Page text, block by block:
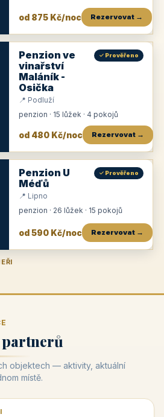
od 875 Kč/noc Rezervovat →
Penzion ve
vinařství
Maláník -
Osička
✓ Prověřeno
📍 Podluží
penzion · 15 lůžek · 4 pokojů
od 480 Kč/noc Rezervovat →
Penzion U
Méďů
✓ Prověřeno
📍 Lipno
penzion · 26 lůžek · 15 pokojů
od 590 Kč/noc Rezervovat →
objektech — aktivity, aktuální
místě.